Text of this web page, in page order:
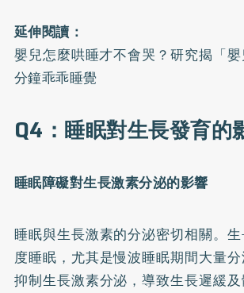
延伸閱讀：
嬰兒怎麼哄睡才不會哭？研究揭「
分鐘乖乖睡覺
Q4：睡眠對生長發育的
睡眠障礙對生長激素分泌的影響
睡眠與生長激素的分泌密切相關。
度睡眠，尤其是慢波睡眠期間大量
抑制生長激素分泌，導致生長遲緩